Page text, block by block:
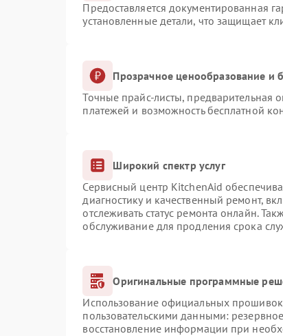
Предоставляется документированная
установленные детали, что защищает
Прозрачное ценообразование и
Точные прайс-листы, предварительная
платежей и возможность бесплатной
Широкий спектр услуг
Сервисный центр KitchenAid
диагностику и качественный ремонт,
отслеживать статус ремонта онлайн.
обслуживание для продления срока
Оригинальные программные
Использование официальных прошивок
пользовательскими данными:
восстановление информации при